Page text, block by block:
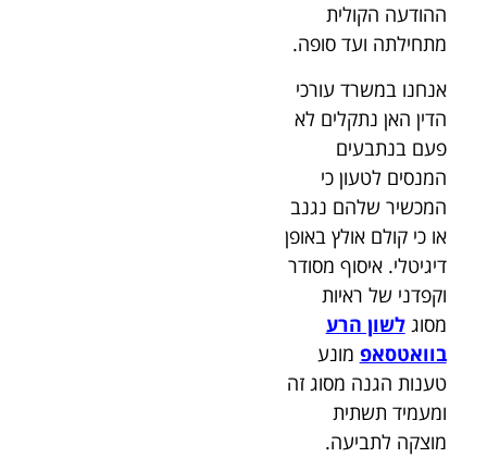
ההודעה הקולית
מתחילתה ועד סופה.
אנחנו במשרד עורכי
הדין האן נתקלים לא
פעם בנתבעים
המנסים לטעון כי
המכשיר שלהם נגנב
או כי קולם אולץ באופן
דיגיטלי. איסוף מסודר
וקפדני של ראיות
מסוגלשון הרע
בוואטסאפ מונע
טענות הגנה מסוג זה
ומעמיד תשתית
מוצקה לתביעה.